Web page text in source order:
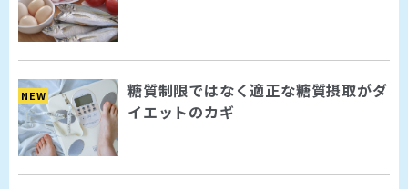
NEW
糖質制限ではなく適正な糖質摂取がダ
イエットのカギ